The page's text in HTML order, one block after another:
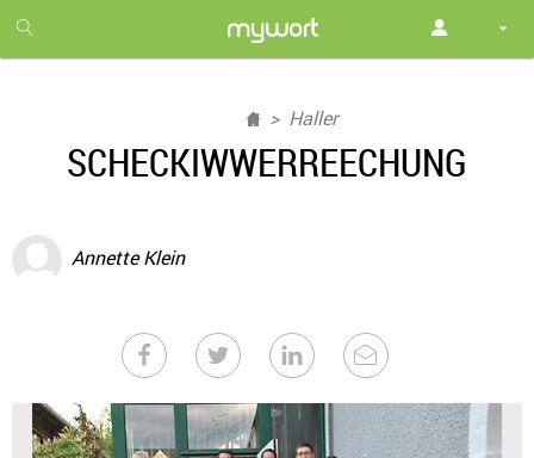
month
free
Haller
SCHECKIWWERREECHUNG
Annette Klein